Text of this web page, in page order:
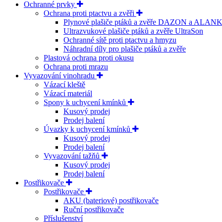
Ochranné prvky
Ochrana proti ptactvu a zvěři
Plynové plašiče ptáků a zvěře DAZON a
Ultrazvukové plašiče ptáků a zvěře UltraSon
Ochranné sítě proti ptactvu a hmyzu
Náhradní díly pro plašiče ptáků a zvěře
Plastová ochrana proti okusu
Ochrana proti mrazu
Vyvazování vinohradu
Vázací kleště
Vázací materiál
Spony k uchycení kmínků
Kusový prodej
Prodej balení
Úvazky k uchycení kmínků
Kusový prodej
Prodej balení
Vyvazování tažňů
Kusový prodej
Prodej balení
Postřikovače
Postřikovače
AKU (bateriové) postřikovače
Ruční postřikovače
Příslušenství